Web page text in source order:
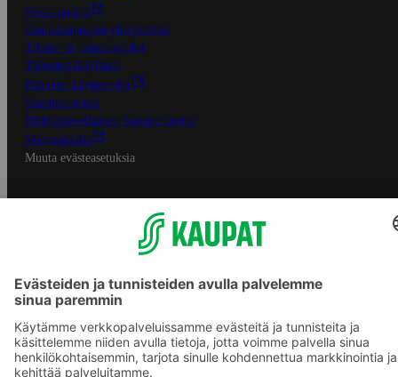
Oiva-raportit
Osuuskauppojen yhteystiedot
Tilaus- ja toimitusehdot
Tietosuojakäytäntö
Palvelun käyttöehdot
Saavutettavuus
Mobiilisovelluksen saavutettavuus
Mainostajalle
Muuta evästeasetuksia
S-ryhmän palvelut
S-ryhmä
Asiakasomistajuus
S-ostoslista -sovellus
Prisma.fi